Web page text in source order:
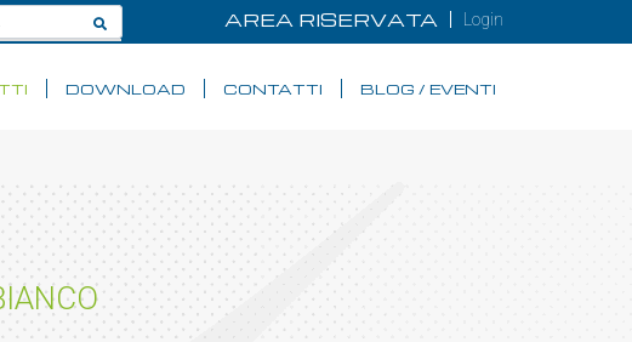
AREA RISERVATA Login
DOWNLOAD CONTATTI BLOG / EVENTI